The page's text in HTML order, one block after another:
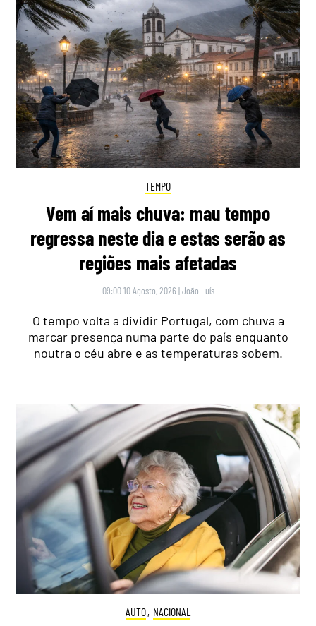
TEMPO
Vem aí mais chuva: mau tempo
regressa neste dia e estas serão as
regiões mais afetadas
09:00 10 Agosto, 2026 |João Luís
O tempo volta a dividir Portugal, com chuva a
marcar presença numa parte do país enquanto
noutra o céu abre e as temperaturas sobem.
AUTO, NACIONAL